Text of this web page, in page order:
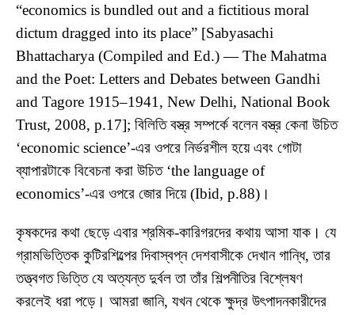
“economics is bundled out and a fictitious moral
dictum dragged into its place” [Sabyasachi
Bhattacharya (Compiled and Ed.) — The Mahatma
and the Poet: Letters and Debates between Gandhi
and Tagore 1915–1941, New Delhi, National Book
Trust, 2008, p.17]; বিলিতি বস্ত্র সম্পর্কে বলেন বস্ত্র কেনা উচিত
‘economic science’-এর ওপরে নির্ভরশীল হয়ে এবং গোটা
ব্যাপারটাকে বিবেচনা করা উচিত ‘the language of
economics’-এর ওপরে জোর দিয়ে (Ibid, p.88)।
কৃষকদের কথা ছেড়ে এবার শ্রমিক-কারিগরদের কথায় আসা যাক। যে
গ্রামভিত্তিক কুটিরশিল্পের দিবাস্বপ্ন দেশবাসীকে দেখান গান্ধি, তার
তত্ত্বগত ভিত্তি যে অত্যন্ত দুর্বল তা তাঁর শিল্পনীতির বিশ্লেষণ
করলেই ধরা পড়ে। আমরা জানি, যখন থেকে ক্ষুদ্র উৎপাদনকারীদের